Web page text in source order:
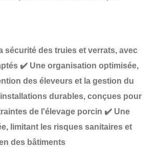
sécurité des truies et verrats, avec
✔️ Une organisation optimisée,
des éleveurs et la gestion du
installations durables, conçues pour
de l'élevage porcin ✔️ Une
, limitant les risques sanitaires et
des bâtiments